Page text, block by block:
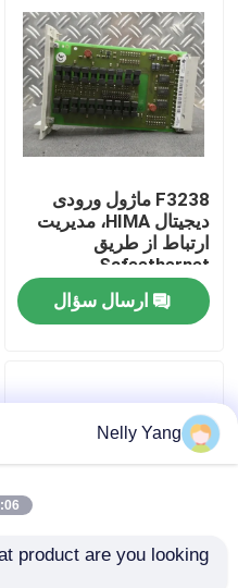
محصولات
درباره ما
تور کارخانه
کنترل کیفیت
با ما تماس بگیرید
درخواست نقل قول
F3238 ماژول ورودی
دیجیتال HIMA، مدیریت
ارتباط از طریق
Safeethernet
ارسال سؤال
Nelly Yang
PM
product are you looking